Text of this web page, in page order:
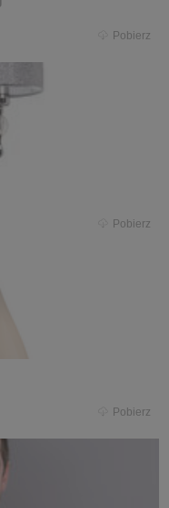
Pobierz
Pobierz
Pobierz